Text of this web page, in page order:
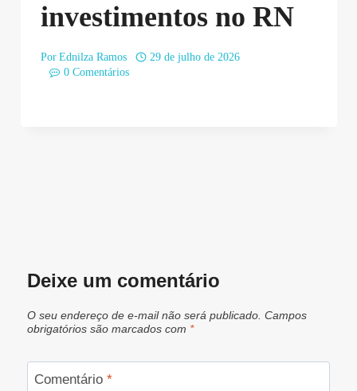
investimentos no RN
Por Ednilza Ramos
29 de julho de 2026
0 Comentários
Deixe um comentário
O seu endereço de e-mail não será publicado. Campos
obrigatórios são marcados com *
Comentário *